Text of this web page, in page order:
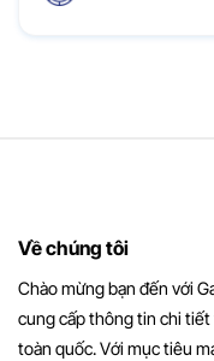
Về chúng tôi
Chào mừng bạn đến với
cung cấp thông tin chi
toàn quốc. Với mục tiêu